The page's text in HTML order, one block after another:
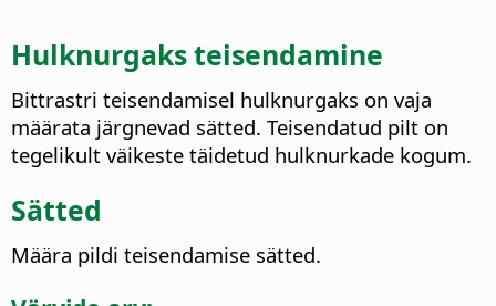
Hulknurgaks teisendamine
Bittrastri teisendamisel hulknurgaks on vaja
määrata järgnevad sätted. Teisendatud pilt on
tegelikult väikeste täidetud hulknurkade kogum.
Sätted
Määra pildi teisendamise sätted.